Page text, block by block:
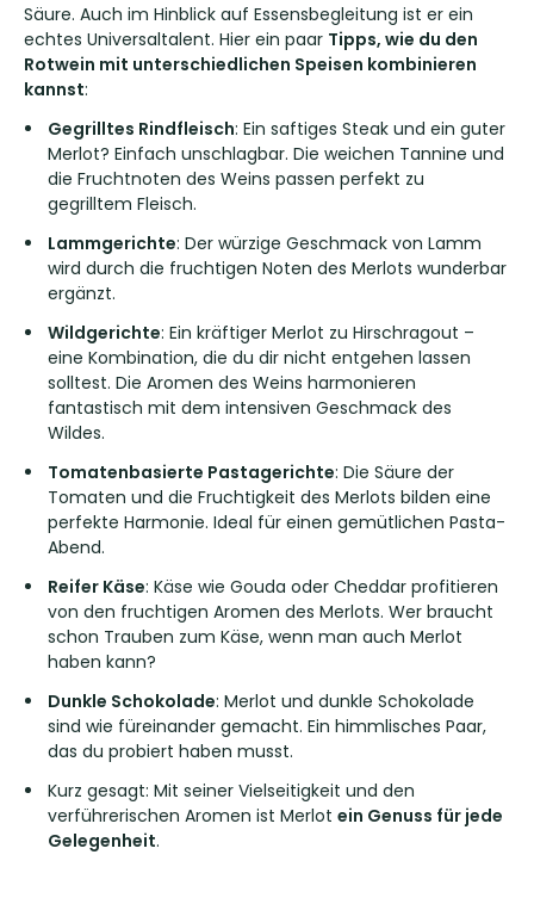
Säure. Auch im Hinblick auf Essensbegleitung ist er ein
echtes Universaltalent. Hier ein paar Tipps, wie du den
Rotwein mit unterschiedlichen Speisen kombinieren
kannst:
Gegrilltes Rindfleisch: Ein saftiges Steak und ein guter
Merlot? Einfach unschlagbar. Die weichen Tannine und
die Fruchtnoten des Weins passen perfekt zu
gegrilltem Fleisch.
Lammgerichte: Der würzige Geschmack von Lamm
wird durch die fruchtigen Noten des Merlots wunderbar
ergänzt.
Wildgerichte: Ein kräftiger Merlot zu Hirschragout –
eine Kombination, die du dir nicht entgehen lassen
solltest. Die Aromen des Weins harmonieren
fantastisch mit dem intensiven Geschmack des
Wildes.
Tomatenbasierte Pastagerichte: Die Säure der
Tomaten und die Fruchtigkeit des Merlots bilden eine
perfekte Harmonie. Ideal für einen gemütlichen Pasta-
Abend.
Reifer Käse: Käse wie Gouda oder Cheddar profitieren
von den fruchtigen Aromen des Merlots. Wer braucht
schon Trauben zum Käse, wenn man auch Merlot
haben kann?
Dunkle Schokolade: Merlot und dunkle Schokolade
sind wie füreinander gemacht. Ein himmlisches Paar,
das du probiert haben musst.
Kurz gesagt: Mit seiner Vielseitigkeit und den
verführerischen Aromen ist Merlot ein Genuss für jede
Gelegenheit.